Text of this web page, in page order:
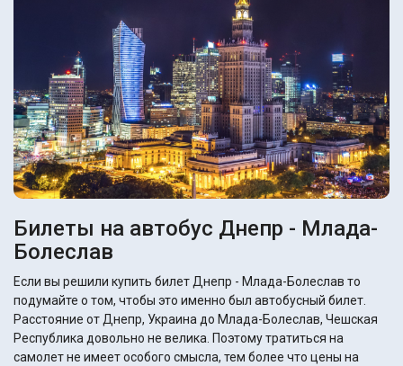
Билеты на автобус Днепр - Млада-
Болеслав
Если вы решили купить билет Днепр - Млада-Болеслав то
подумайте о том, чтобы это именно был автобусный билет.
Расстояние от Днепр, Украина до Млада-Болеслав, Чешская
Республика довольно не велика. Поэтому тратиться на
самолет не имеет особого смысла, тем более что цены на